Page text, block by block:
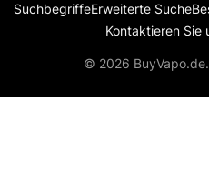
SuchbegriffeErweiterte Suche
Kontaktieren Sie
© 2026